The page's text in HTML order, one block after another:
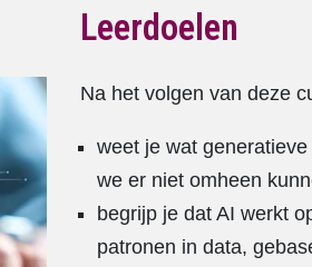
Leerdoelen
Na het volgen van deze
weet je wat
we er niet omheen
begrijp je dat AI werkt
patronen in data,